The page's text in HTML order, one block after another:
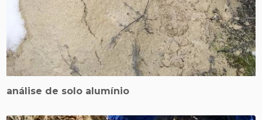
análise de solo alumínio